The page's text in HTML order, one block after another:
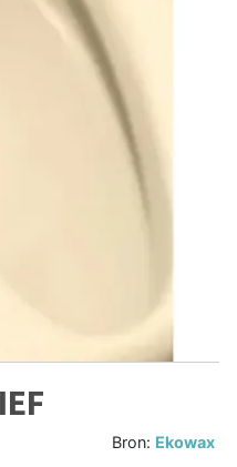
Bron: Ekowax